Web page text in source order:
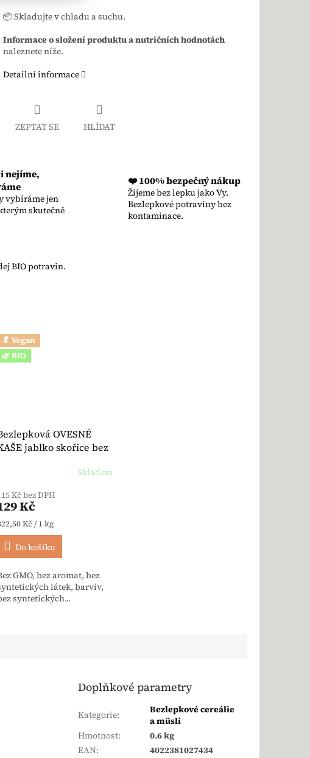
📦 Skladujte v chladu a suchu.
Informace o složení produktu a nutričních hodnotách
naleznete níže.
Detailní informace
ZEPTAT SE HLÍDAT
nejíme,
vybíráme jen
skutečně
❤️ 100% bezpečný nákup
Žijeme bez lepku jako Vy.
Bezlepkové potraviny bez
kontaminace.
BIO potravin.
🥬 Vegan
🌿 BIO
OVESNÉ
jablko skořice bez
Skladem
Kč bez DPH
Kč
cena:
Kč / 1 kg
Do košíku
GMO, bez aromat, bez
látek, barviv,
syntetických...
Doplňkové parametry
Kategorie:
Bezlepkové cereálie
a müsli
Hmotnost:
0.6 kg
EAN: 4022381027434